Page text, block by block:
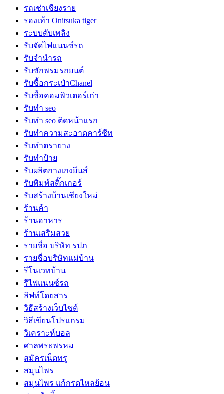
รถเช่าเชียงราย
รองเท้า Onitsuka tiger
ระบบดับเพลิง
รับจัดไฟแนนซ์รถ
รับจำนำรถ
รับซักพรมรถยนต์
รับซื้อกระเป๋าChanel
รับซื้อคอมพิวเตอร์เก่า
รับทำ seo
รับทำ seo ติดหน้าแรก
รับทำความสะอาดคาร์ซีท
รับทำตรายาง
รับทำป้าย
รับผลิตกางเกงยีนส์
รับพิมพ์สติ๊กเกอร์
รับสร้างบ้านเชียงใหม่
ร้านค้า
ร้านอาหาร
ร้านเสริมสวย
รายชื่อ บริษัท รปภ
รายชื่อบริษัทแม่บ้าน
รีโนเวทบ้าน
รีไฟแนนซ์รถ
ลิฟท์โดยสาร
วิธีสร้างเว็บไซต์
วิธีเขียนโปรแกรม
วิเคราะห์บอล
ศาลพระพรหม
สมัครเน็ตทรู
สมุนไพร
สมุนไพร แก้กรดไหลย้อน